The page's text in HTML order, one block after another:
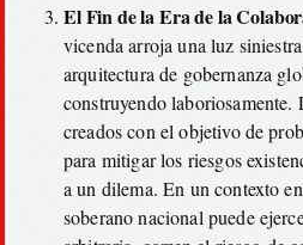
El Fin de la Era de la
vicenda arroja una luz
arquitectura de gobernanza
construyendo laboriosamente.
creados con el objetivo de
para mitigar los riesgos
a un dilema. En un contexto
soberano nacional puede